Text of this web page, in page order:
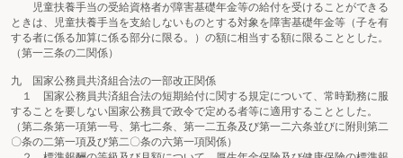
児童扶養手当の受給資格者が障害基礎年金等の給付を受けることができる
ときは、児童扶養手当を支給しないものとする対象を障害基礎年金等（子を有
する者に係る加算に係る部分に限る。）の額に相当する額に限ることとした。
（第一三条の二関係）
九 国家公務員共済組合法の一部改正関係
１ 国家公務員共済組合法の短期給付に関する規定について、常時勤務に服
することを要しない国家公務員で政令で定める者等に適用することとした。
（第二条第一項第一号、第七二条、第一二五条及び第一二六条並びに附則第二
〇条の二第一項及び第二〇条の六第一項関係）